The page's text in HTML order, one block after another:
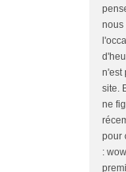
nous
n'est
site.
ne
pour
: